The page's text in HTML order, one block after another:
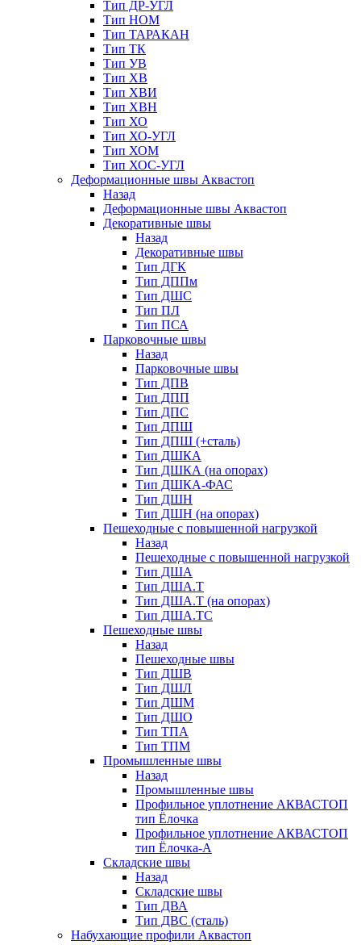
Тип ДР-УГЛ
Тип НОМ
Тип ТАРАКАН
Тип ТК
Тип УВ
Тип ХВ
Тип ХВИ
Тип ХВН
Тип ХО
Тип ХО-УГЛ
Тип ХОМ
Тип ХОС-УГЛ
Деформационные швы Аквастоп
Назад
Деформационные швы Аквастоп
Декоративные швы
Назад
Декоративные швы
Тип ДГК
Тип ДППм
Тип ДШС
Тип ПЛ
Тип ПСА
Парковочные швы
Назад
Парковочные швы
Тип ДПВ
Тип ДПП
Тип ДПС
Тип ДПШ
Тип ДПШ (+сталь)
Тип ДШКА
Тип ДШКА (на опорах)
Тип ДШКА-ФАС
Тип ДШН
Тип ДШН (на опорах)
Пешеходные с повышенной нагрузкой
Назад
Пешеходные с повышенной нагрузкой
Тип ДША
Тип ДША.Т
Тип ДША.Т (на опорах)
Тип ДША.ТС
Пешеходные швы
Назад
Пешеходные швы
Тип ДШВ
Тип ДШЛ
Тип ДШМ
Тип ДШО
Тип ТПА
Тип ТПМ
Промышленные швы
Назад
Промышленные швы
Профильное уплотнение АКВАСТОП
тип Ёлочка
Профильное уплотнение АКВАСТОП
тип Ёлочка-А
Складские швы
Назад
Складские швы
Тип ДВА
Тип ДВС (сталь)
Набухающие профили Аквастоп